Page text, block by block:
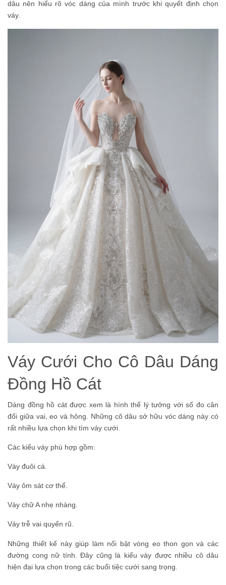
dâu nên hiểu rõ vóc dáng của mình trước khi quyết định chọn
váy.
Váy Cưới Cho Cô Dâu Dáng
Đồng Hồ Cát
Dáng đồng hồ cát được xem là hình thể lý tưởng với số đo cân
đối giữa vai, eo và hông. Những cô dâu sở hữu vóc dáng này có
rất nhiều lựa chọn khi tìm váy cưới.
Các kiểu váy phù hợp gồm:
Váy đuôi cá.
Váy ôm sát cơ thể.
Váy chữ A nhẹ nhàng.
Váy trễ vai quyến rũ.
Những thiết kế này giúp làm nổi bật vòng eo thon gọn và các
đường cong nữ tính. Đây cũng là kiểu váy được nhiều cô dâu
hiện đại lựa chọn trong các buổi tiệc cưới sang trọng.